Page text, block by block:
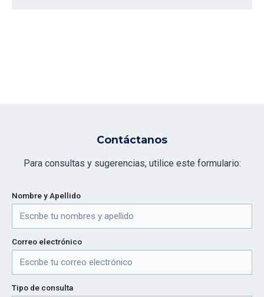
Contáctanos
Para consultas y sugerencias, utilice este formulario:
Nombre y Apellido
Correo electrónico
Tipo de consulta